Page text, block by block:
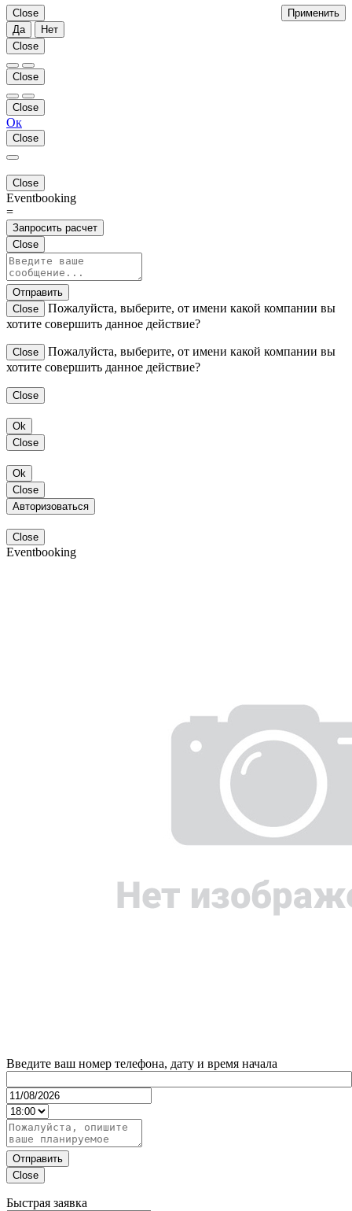
Применить
Close
Да
Нет
Close
Close
Close
Ок
Close
Close
Eventbooking
=
Запросить расчет
Close
Отправить
Close
Пожалуйста, выберите, от имени какой компании вы
хотите совершить данное действие?
Close
Пожалуйста, выберите, от имени какой компании вы
хотите совершить данное действие?
Close
Ok
Close
Ok
Close
Авторизоваться
Close
Eventbooking
Введите ваш номер телефона, дату и время начала
Отправить
Close
Быстрая заявка